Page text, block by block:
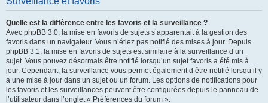
Quelle est la différence entre les favoris et la surveillance ?
Avec phpBB 3.0, la mise en favoris de sujets s’apparentait à la gestion des
favoris dans un navigateur. Vous n’étiez pas notifié des mises à jour. Depuis
phpBB 3.1, la mise en favoris de sujets est similaire à la surveillance d’un
sujet. Vous pouvez désormais être notifié lorsqu’un sujet favoris a été mis à
jour. Cependant, la surveillance vous permet également d’être notifié lorsqu’il y
a une mise à jour dans un sujet ou un forum. Les options de notifications pour
les favoris et les surveillances peuvent être configurées depuis le panneau de
l’utilisateur dans l’onglet « Préférences du forum ».